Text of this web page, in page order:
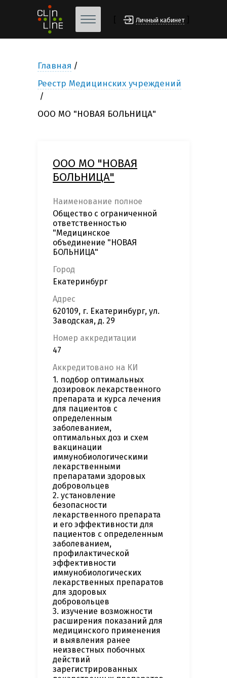
Личный кабинет
Главная
Реестр Медицинских учреждений
ООО МО "НОВАЯ БОЛЬНИЦА"
ООО МО "НОВАЯ
БОЛЬНИЦА"
Наименование полное
Общество с ограниченной
ответственностью
"Медицинское
объединение "НОВАЯ
БОЛЬНИЦА"
Город
Екатеринбург
Адрес
620109, г. Екатеринбург, ул.
Заводская, д. 29
Номер аккредитации
47
Аккредитовано на КИ
1. подбор оптимальных
дозировок лекарственного
препарата и курса лечения
для пациентов с
определенным
заболеванием,
оптимальных доз и схем
вакцинации
иммунобиологическими
лекарственными
препаратами здоровых
добровольцев
2. установление
безопасности
лекарственного препарата
и его эффективности для
пациентов с определенным
заболеванием,
профилактической
эффективности
иммунобиологических
лекарственных препаратов
для здоровых
добровольцев
3. изучение возможности
расширения показаний для
медицинского применения
и выявления ранее
неизвестных побочных
действий
зарегистрированных